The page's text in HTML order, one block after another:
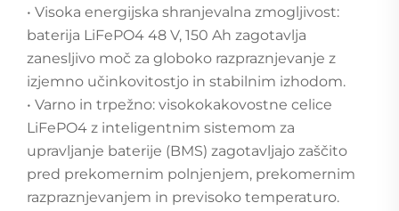
• Visoka energijska shranjevalna zmogljivost:
baterija LiFePO4 48 V, 150 Ah zagotavlja
zanesljivo moč za globoko razpraznjevanje z
izjemno učinkovitostjo in stabilnim izhodom.
• Varno in trpežno: visokokakovostne celice
LiFePO4 z inteligentnim sistemom za
upravljanje baterije (BMS) zagotavljajo zaščito
pred prekomernim polnjenjem, prekomernim
razpraznjevanjem in previsoko temperaturo.